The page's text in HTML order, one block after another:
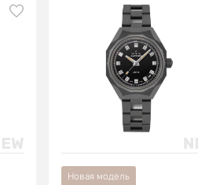
Новая модель